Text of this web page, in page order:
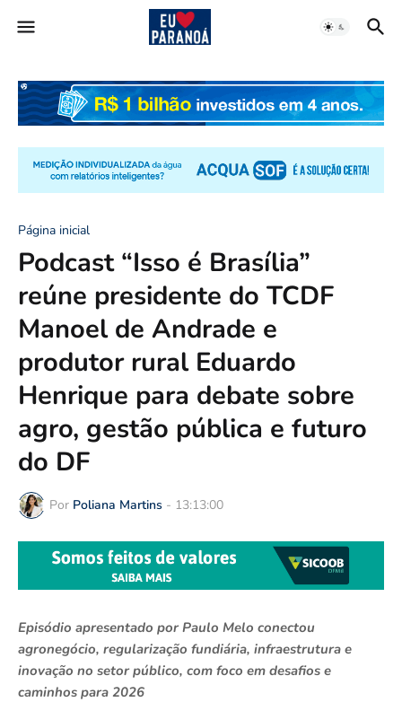
Página inicial
Podcast “Isso é Brasília”
reúne presidente do TCDF
Manoel de Andrade e
produtor rural Eduardo
Henrique para debate sobre
agro, gestão pública e futuro
do DF
Por Poliana Martins - 13:13:00
Episódio apresentado por Paulo Melo conectou
agronegócio, regularização fundiária, infraestrutura e
inovação no setor público, com foco em desafios e
caminhos para 2026